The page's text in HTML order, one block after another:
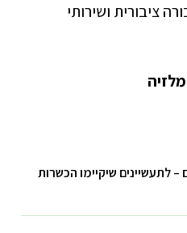
ציבורית ושירותי
שקלים – לתעשיינים שיקיימו הכשרות